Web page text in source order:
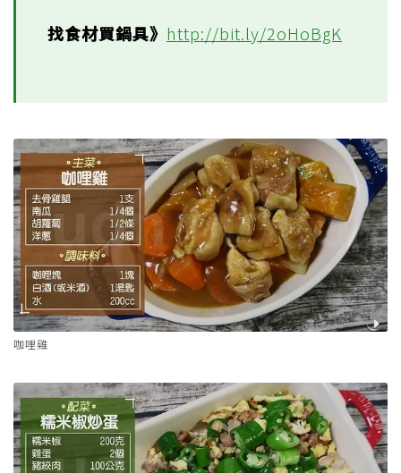
找食材買鍋具》 http://bit.ly/2oHoBgK
咖哩雞